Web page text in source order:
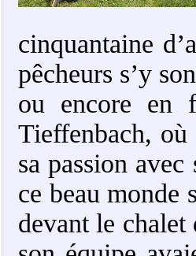
cinquantaine
pêcheurs s’y
ou encore en
Tieffenbach, où
sa passion
ce beau monde
devant le chalet